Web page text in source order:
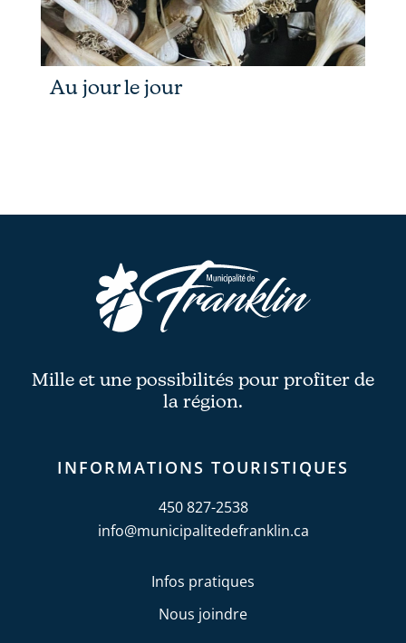
Au jour le jour
Mille et une possibilités pour profiter de
la région.
INFORMATIONS TOURISTIQUES
450 827-2538
info@municipalitedefranklin.ca
Infos pratiques
Nous joindre